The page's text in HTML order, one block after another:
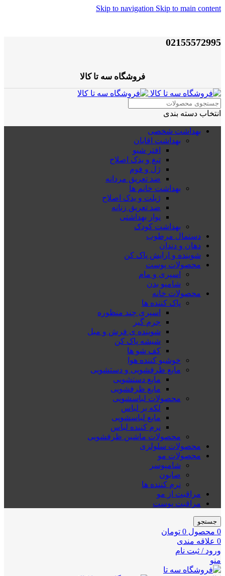
Skip to navigation Skip to main content
02155572995
فروشگاه سه تا کالا
انتخاب دسته بندی
بهداشت شخصی
بهداشت اقایان
افتر شیو
تیغ و یدک اصلاح
ژل و فوم
ضد تعریق مردانه
بهداشت خانم ها
ژیلت و یدک اصلاح
ضد تعریق زنانه
نوار بهداشتی
بهداشت کودک
دستمال مرطوب
دهان و دندان
شوینده و ارایش پاک کن
محصولات پوست
اسپری و مام
شامپو بدن
محصولات خانه
پاک کننده ها
اسپری چند منظوره
جرم گیر
شوینده ی فرش و مبل
شیشه پاک کن
کف شو ها
خوشبو کننده هوا
مایع ظرفشویی و دستشویی
مایع دستشویی
مایع ظرفشویی
محصولات لباسشویی
لکه بر لباس
مایع لباسشویی
نرم کننده لباس
محصولات ماشین ظرفشویی
محصولات سلولزی
محصولات مو
شامپوسر
صابون
نرم کننده ها
مراقبت از مو
مراقبت پوست
جستجو
0 محصول 0 تومان
0 علاقه مندی
ورود / ثبت نام
منو